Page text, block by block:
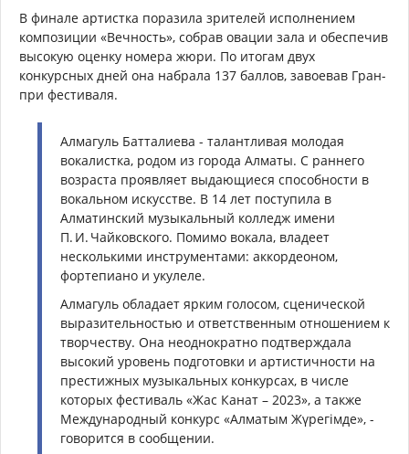
В финале артистка поразила зрителей исполнением
композиции «Вечность», собрав овации зала и обеспечив
высокую оценку номера жюри. По итогам двух
конкурсных дней она набрала 137 баллов, завоевав Гран-
при фестиваля.
Алмагуль Батталиева - талантливая молодая
вокалистка, родом из города Алматы. С раннего
возраста проявляет выдающиеся способности в
вокальном искусстве. В 14 лет поступила в
Алматинский музыкальный колледж имени
П. И. Чайковского. Помимо вокала, владеет
несколькими инструментами: аккордеоном,
фортепиано и укулеле.
Алмагуль обладает ярким голосом, сценической
выразительностью и ответственным отношением к
творчеству. Она неоднократно подтверждала
высокий уровень подготовки и артистичности на
престижных музыкальных конкурсах, в числе
которых фестиваль «Жас Канат – 2023», а также
Международный конкурс «Алматым Жүрегімде», -
говорится в сообщении.